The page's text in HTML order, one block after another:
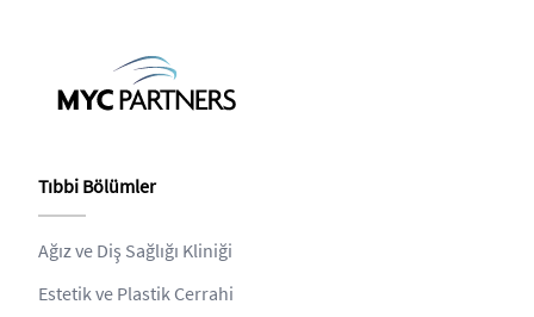
Tıbbi Bölümler
Ağız ve Diş Sağlığı Kliniği
Estetik ve Plastik Cerrahi